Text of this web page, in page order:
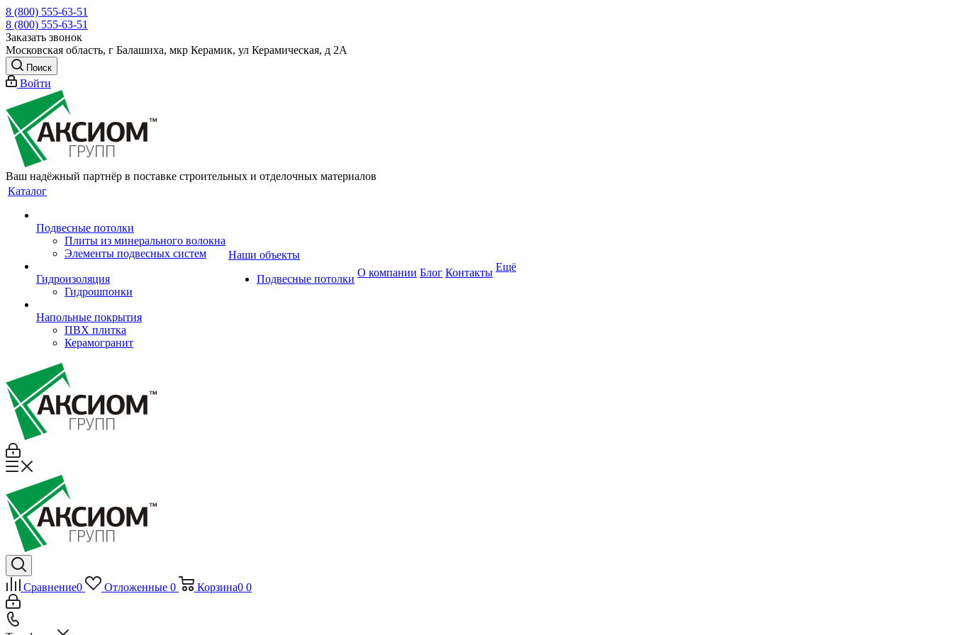
8 (800) 555-63-51
8 (800) 555-63-51
Заказать звонок
Московская область, г Балашиха, мкр Керамик, ул Керамическая, д 2А
Поиск
Войти
Ваш надёжный партнёр в поставке строительных и отделочных материалов
Каталог
Подвесные потолки
Плиты из минерального волокна
Элементы подвесных систем
Гидроизоляция
Гидрошпонки
Напольные покрытия
ПВХ плитка
Керамогранит
Наши объекты
Подвесные потолки
О компании Блог Контакты Ещё
Сравнение0 Отложенные 0 Корзина0 0